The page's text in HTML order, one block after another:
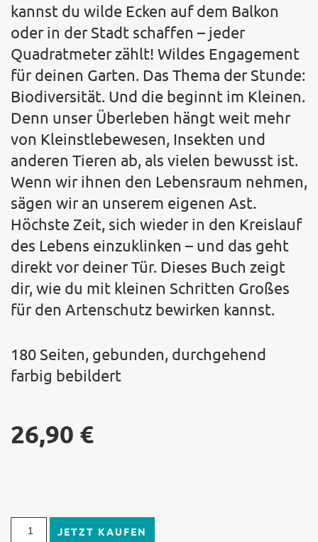
kannst du wilde Ecken auf dem Balkon
oder in der Stadt schaffen – jeder
Quadratmeter zählt! Wildes Engagement
für deinen Garten. Das Thema der Stunde:
Biodiversität. Und die beginnt im Kleinen.
Denn unser Überleben hängt weit mehr
von Kleinstlebewesen, Insekten und
anderen Tieren ab, als vielen bewusst ist.
Wenn wir ihnen den Lebensraum nehmen,
sägen wir an unserem eigenen Ast.
Höchste Zeit, sich wieder in den Kreislauf
des Lebens einzuklinken – und das geht
direkt vor deiner Tür. Dieses Buch zeigt
dir, wie du mit kleinen Schritten Großes
für den Artenschutz bewirken kannst.
180 Seiten, gebunden, durchgehend
farbig bebildert
26,90 €
JETZT KAUFEN